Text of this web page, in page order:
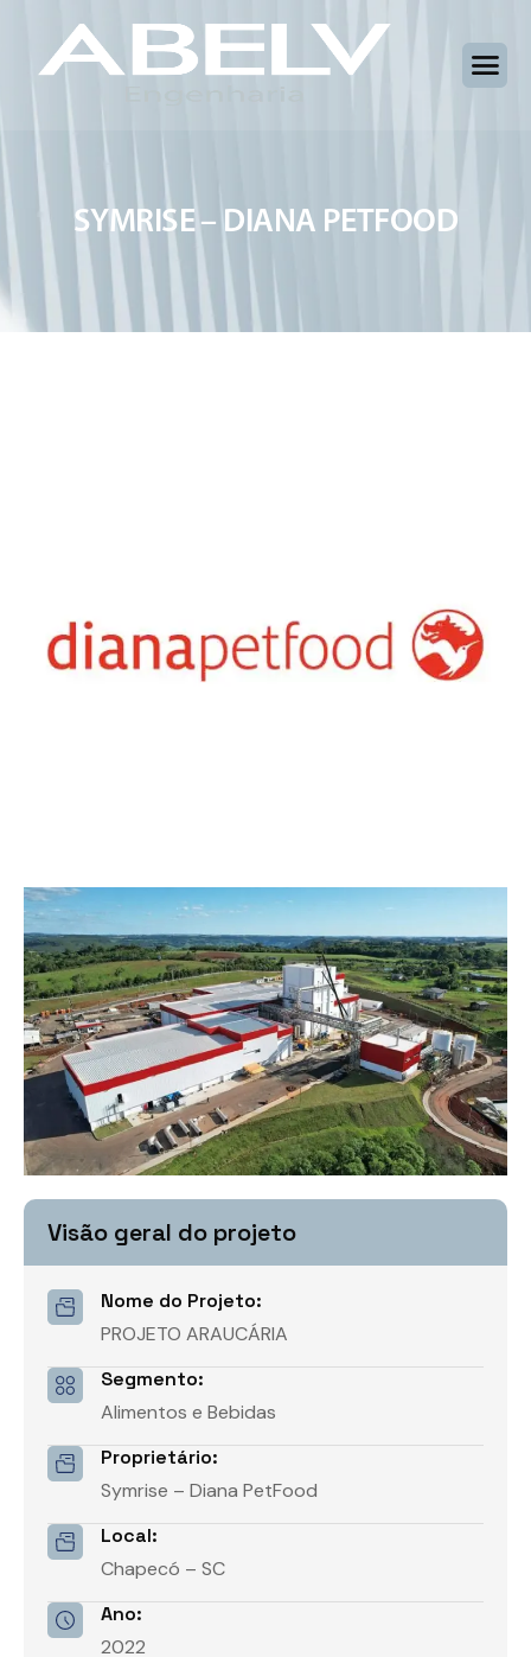
SYMRISE– DIANA PETFOOD
Visão geral do projeto
Nome do Projeto:
PROJETO ARAUCÁRIA
Segmento:
Alimentos e Bebidas
Proprietário:
Symrise – Diana PetFood
Local:
Chapecó – SC
Ano:
2022